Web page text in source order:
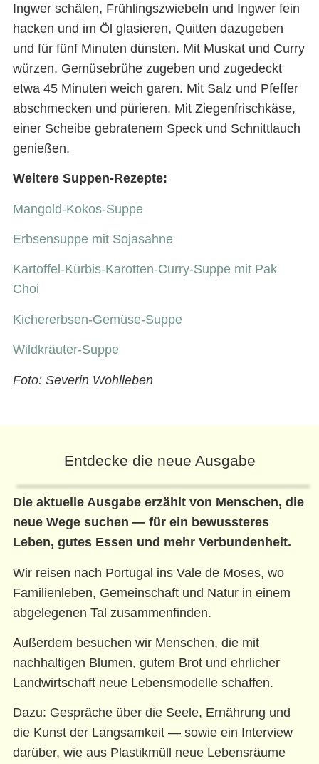
Ingwer schälen, Frühlingszwiebeln und Ingwer fein
hacken und im Öl glasieren, Quitten dazugeben
und für fünf Minuten dünsten. Mit Muskat und Curry
würzen, Gemüsebrühe zugeben und zugedeckt
etwa 45 Minuten weich garen. Mit Salz und Pfeffer
abschmecken und pürieren. Mit Ziegenfrischkäse,
einer Scheibe gebratenem Speck und Schnittlauch
genießen.
Weitere Suppen-Rezepte:
Mangold-Kokos-Suppe
Erbsensuppe mit Sojasahne
Kartoffel-Kürbis-Karotten-Curry-Suppe mit Pak
Choi
Kichererbsen-Gemüse-Suppe
Wildkräuter-Suppe
Foto: Severin Wohlleben
Entdecke die neue Ausgabe
Die aktuelle Ausgabe erzählt von Menschen, die
neue Wege suchen — für ein bewussteres
Leben, gutes Essen und mehr Verbundenheit.
Wir reisen nach Portugal ins Vale de Moses, wo
Familienleben, Gemeinschaft und Natur in einem
abgelegenen Tal zusammenfinden.
Außerdem besuchen wir Menschen, die mit
nachhaltigen Blumen, gutem Brot und ehrlicher
Landwirtschaft neue Lebensmodelle schaffen.
Dazu: Gespräche über die Seele, Ernährung und
die Kunst der Langsamkeit — sowie ein Interview
darüber, wie aus Plastikmüll neue Lebensräume